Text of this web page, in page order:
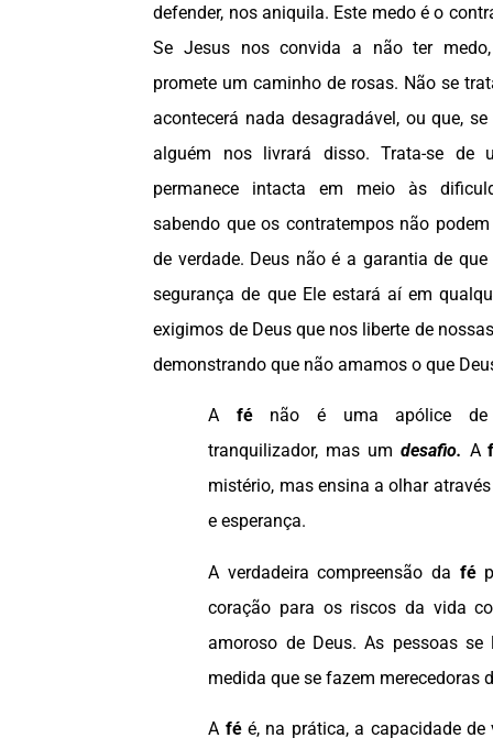
defender, nos aniquila. Este medo é o
Se Jesus nos convida a não ter
promete um caminho de rosas. Não se
acontecerá nada desagradável, ou que,
alguém nos livrará disso. Trata-se de
permanece intacta em meio às
sabendo que os contratempos não
de verdade. Deus não é a garantia de
segurança de que Ele estará aí em
exigimos de Deus que nos liberte de
demonstrando que não amamos o que
A fénão é uma apólice de
tranquilizador, mas um desafio. A
mistério, mas ensina a olhar
e esperança.
A verdadeira compreensão da fé
coração para os riscos da vida
amoroso de Deus. As pessoas
medida que se fazem merecedoras
A féé, na prática, a capacidade de